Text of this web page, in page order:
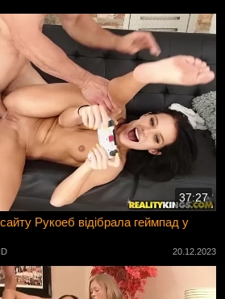
37:27
Рукоеб відібрала геймпад у
20.12.2023